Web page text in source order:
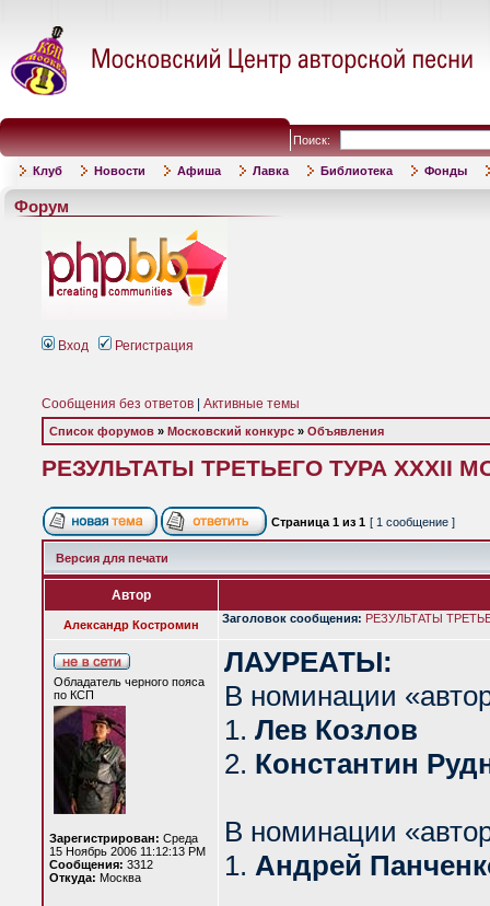
Поиск:
Клуб Новости Афиша Лавка Библиотека Фонды
Форум
Вход Регистрация
Сообщения без ответов Активные темы
Список форумов » Московский конкурс » Объявления
РЕЗУЛЬТАТЫ ТРЕТЬЕГО ТУРА XXXII
Страница 1 из 1 [ 1 сообщение ]
Версия для печати
Автор
Александр Костромин Заголовок сообщения: РЕЗУЛЬТАТЫ
Обладатель черного пояса
по КСП
Зарегистрирован: Среда
15 Ноябрь 2006 11:12:13 PM
Сообщения: 3312
Откуда: Москва
ЛАУРЕАТЫ:
В номинации
1. Лев Козлов
2. Константин
В номинации
1. Андрей